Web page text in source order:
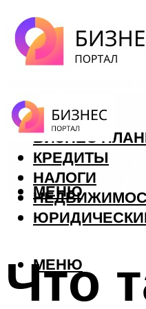
ФОРЕКС
БИЗНЕС
КРЕДИТЫ
НАЛОГИ
МЕНЮ
МЕНЮ
Что